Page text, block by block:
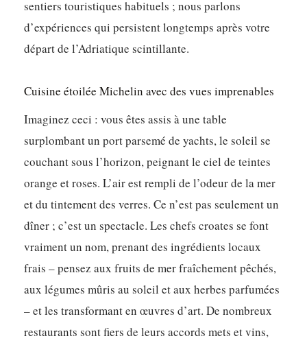
sentiers touristiques habituels ; nous parlons
d’expériences qui persistent longtemps après votre
départ de l’Adriatique scintillante.
Cuisine étoilée Michelin avec des vues imprenables
Imaginez ceci : vous êtes assis à une table
surplombant un port parsemé de yachts, le soleil se
couchant sous l’horizon, peignant le ciel de teintes
orange et roses. L’air est rempli de l’odeur de la mer
et du tintement des verres. Ce n’est pas seulement un
dîner ; c’est un spectacle. Les chefs croates se font
vraiment un nom, prenant des ingrédients locaux
frais – pensez aux fruits de mer fraîchement pêchés,
aux légumes mûris au soleil et aux herbes parfumées
– et les transformant en œuvres d’art. De nombreux
restaurants sont fiers de leurs accords mets et vins,